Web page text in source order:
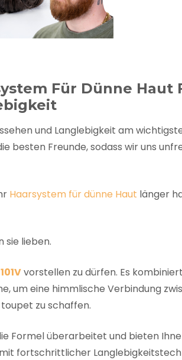
& Versand
Farbkarte
Für Dünne Haut
und Langlebigkeit am
besten Freunde, sodass wir uns
Haarsystem für dünne Haut länger
sie lieben.
vorstellen zu dürfen. Es
um eine himmlische Verbindung
zu schaffen.
Formel überarbeitet und bieten
mit fortschrittlicher